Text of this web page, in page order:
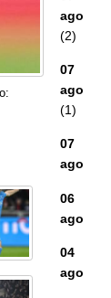
ago
(2)
07
ago
(1)
07
ago
06
ago
04
ago